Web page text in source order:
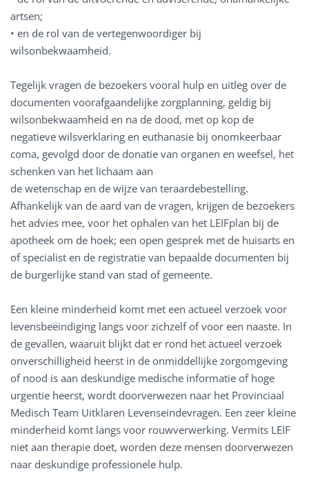
artsen;
• en de rol van de vertegenwoordiger bij
wilsonbekwaamheid.
Tegelijk vragen de bezoekers vooral hulp en uitleg over de
documenten voorafgaandelijke zorgplanning, geldig bij
wilsonbekwaamheid en na de dood, met op kop de
negatieve wilsverklaring en euthanasie bij onomkeerbaar
coma, gevolgd door de donatie van organen en weefsel, het
schenken van het lichaam aan
de wetenschap en de wijze van teraardebestelling.
Afhankelijk van de aard van de vragen, krijgen de bezoekers
het advies mee, voor het ophalen van het LEIFplan bij de
apotheek om de hoek; een open gesprek met de huisarts en
of specialist en de registratie van bepaalde documenten bij
de burgerlijke stand van stad of gemeente.
Een kleine minderheid komt met een actueel verzoek voor
levensbeëindiging langs voor zichzelf of voor een naaste. In
de gevallen, waaruit blijkt dat er rond het actueel verzoek
onverschilligheid heerst in de onmiddellijke zorgomgeving
of nood is aan deskundige medische informatie of hoge
urgentie heerst, wordt doorverwezen naar het Provinciaal
Medisch Team Uitklaren Levenseindevragen. Een zeer kleine
minderheid komt langs voor rouwverwerking. Vermits LEIF
niet aan therapie doet, worden deze mensen doorverwezen
naar deskundige professionele hulp.